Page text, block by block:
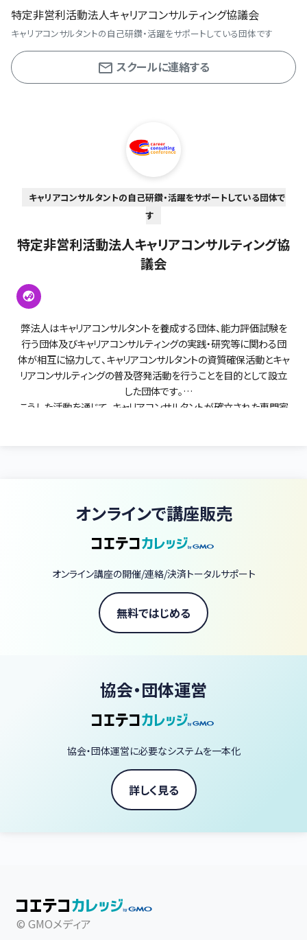
特定非営利活動法人キャリアコンサルティング協議会
キャリアコンサルタントの自己研鑽・活躍をサポートしている団体です
スクールに連絡する
キャリアコンサルタントの自己研鑽・活躍をサポートしている団体で
す
特定非営利活動法人キャリアコンサルティング協
議会
弊法人はキャリアコンサルタントを養成する団体、能力評価試験を
行う団体及びキャリアコンサルティングの実践・研究等に関わる団
体が相互に協力して、キャリアコンサルタントの資質確保活動とキャ
リアコンサルティングの普及啓発活動を行うことを目的として設立
した団体です。
こうした活動を通じて、キャリアコンサルタントが確立された専門家
アコンサルタントの資質向上に関する活動等を行っています。
オンラインで講座販売
オンライン講座の開催/連絡/決済トータルサポート
無料ではじめる
協会・団体運営
協会・団体運営に必要なシステムを一本化
詳しく見る
© GMOメディア